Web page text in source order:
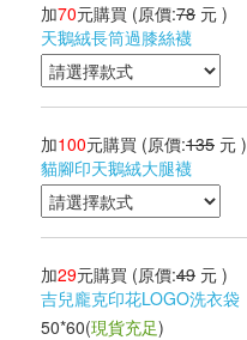
加70元購買 (原價:78 元 )
天鵝絨長筒過膝絲襪
加100元購買 (原價:135 元 )
貓腳印天鵝絨大腿襪
加29元購買 (原價:49 元 )
吉兒龐克印花LOGO洗衣袋
50*60(現貨充足)